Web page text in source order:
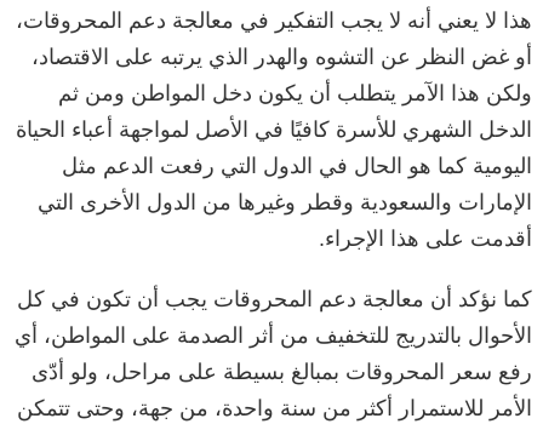
هذا لا يعني أنه لا يجب التفكير في معالجة دعم المحروقات،
أو غض النظر عن التشوه والهدر الذي يرتبه على الاقتصاد،
ولكن هذا الآمر يتطلب أن يكون دخل المواطن ومن ثم
الدخل الشهري للأسرة كافيًا في الأصل لمواجهة أعباء الحياة
اليومية كما هو الحال في الدول التي رفعت الدعم مثل
الإمارات والسعودية وقطر وغيرها من الدول الأخرى التي
أقدمت على هذا الإجراء.
كما نؤكد أن معالجة دعم المحروقات يجب أن تكون في كل
الأحوال بالتدريج للتخفيف من أثر الصدمة على المواطن، أي
رفع سعر المحروقات بمبالغ بسيطة على مراحل، ولو أدّى
الأمر للاستمرار أكثر من سنة واحدة، من جهة، وحتى تتمكن